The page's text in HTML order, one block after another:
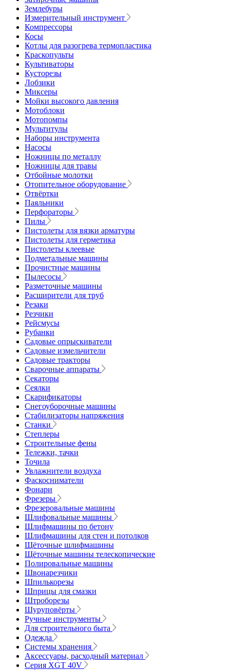
Землебуры
Измерительный инструмент
Компрессоры
Косы
Котлы для разогрева термопластика
Краскопульты
Культиваторы
Кусторезы
Лобзики
Миксеры
Мойки высокого давления
Мотоблоки
Мотопомпы
Мультитулы
Наборы инструмента
Насосы
Ножницы по металлу
Ножницы для травы
Отбойные молотки
Отопительное оборудование
Отвёртки
Паяльники
Перфораторы
Пилы
Пистолеты для вязки арматуры
Пистолеты для герметика
Пистолеты клеевые
Подметальные машины
Прочистные машины
Пылесосы
Разметочные машины
Расширители для труб
Резаки
Резчики
Рейсмусы
Рубанки
Садовые опрыскиватели
Садовые измельчители
Садовые тракторы
Сварочные аппараты
Секаторы
Сеялки
Скарификаторы
Снегоуборочные машины
Стабилизаторы напряжения
Станки
Степлеры
Строительные фены
Тележки, тачки
Точила
Увлажнители воздуха
Фаскосниматели
Фонари
Фрезеры
Фрезеровальные машины
Шлифовальные машины
Шлифмашины по бетону
Шлифмашины для стен и потолков
Щёточные шлифмашины
Щёточные машины телескопические
Полировальные машины
Швонарезчики
Шпилькорезы
Шприцы для смазки
Штроборезы
Шуруповёрты
Ручные инструменты
Для строительного быта
Одежда
Системы хранения
Аксессуары, расходный материал
Серия XGT 40V